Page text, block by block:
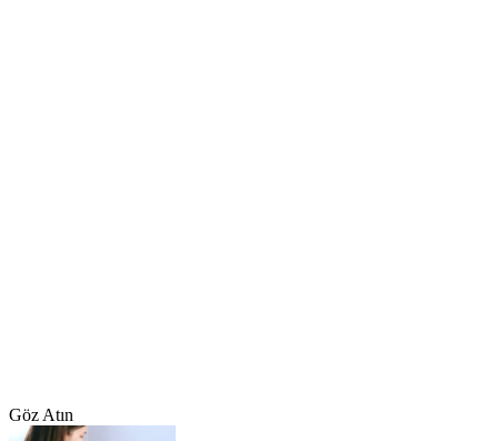
Göz Atın